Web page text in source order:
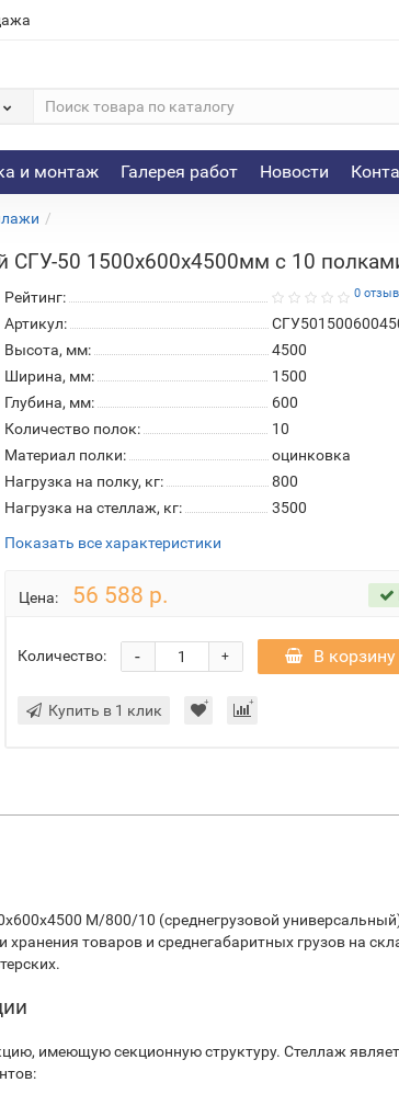
и монтаж Галерея работ Новости
СГУ-50 1500х600х4500мм с 10
Рейтинг: 0
Артикул:
Высота, мм:
4500
Ширина, мм:
1500
Глубина, мм:
600
Количество полок:
10
Материал полки:
оцинковка
Нагрузка на полку, кг:
800
Нагрузка на стеллаж, кг:
3500
Показать все характеристики
Цена: 56 588 р.
Количество: +
- В корзину
Купить в 1 клик
М/800/10 (среднегрузовой
товаров и среднегабаритных грузов на
имеющую секционную структуру. Стеллаж